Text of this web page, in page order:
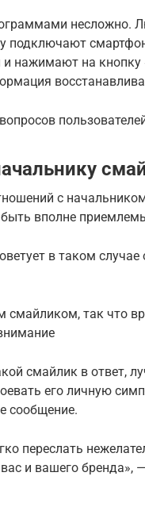
несложно.
подключают
нажимают на кнопку
с
вполне
в таком
смайликом, так что
смайлик в ответ,
его личную
сообщение.
переслать
и вашего бренда»,